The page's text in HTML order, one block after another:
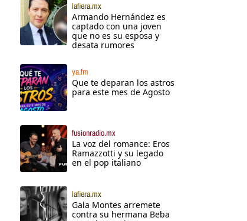
lafiera.mx
Armando Hernández es
captado con una joven
que no es su esposa y
desata rumores
ya.fm
Que te deparan los astros
para este mes de Agosto
fusionradio.mx
La voz del romance: Eros
Ramazzotti y su legado
en el pop italiano
lafiera.mx
Gala Montes arremete
contra su hermana Beba